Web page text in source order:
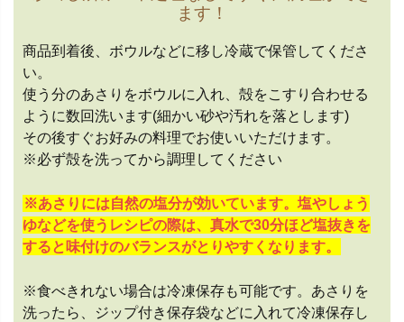
ます！
商品到着後、ボウルなどに移し冷蔵で保管してくださ
い。
使う分のあさりをボウルに入れ、殻をこすり合わせる
ように数回洗います(細かい砂や汚れを落とします)
その後すぐお好みの料理でお使いいただけます。
※必ず殻を洗ってから調理してください
※あさりには自然の塩分が効いています。塩やしょう
ゆなどを使うレシピの際は、真水で30分ほど塩抜きを
すると味付けのバランスがとりやすくなります。
※食べきれない場合は冷凍保存も可能です。あさりを
洗ったら、ジップ付き保存袋などに入れて冷凍保存し